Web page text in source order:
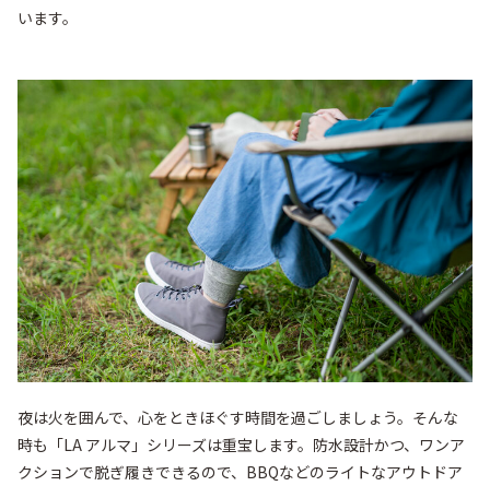
います。
夜は火を囲んで、心をときほぐす時間を過ごしましょう。そんな
時も「LA アルマ」シリーズは重宝します。防水設計かつ、ワンア
クションで脱ぎ履きできるので、BBQなどのライトなアウトドア